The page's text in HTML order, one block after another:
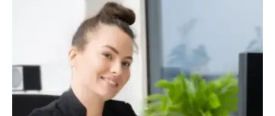
SR Suntour Mobie 34
GEPÄCKTRÄGER :
Riese & Müller, MIK